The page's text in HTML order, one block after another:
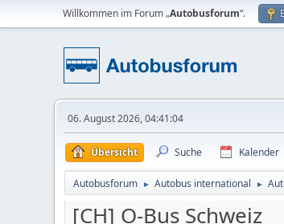
Willkommen im Forum „Autobusforum“.
06. August 2026, 04:41:04
Übersicht Suche Kalender
Autobusforum ► Autobus international ►
[CH] O-Bus Schweiz